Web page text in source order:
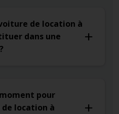
de location à
dans une
pour
location à